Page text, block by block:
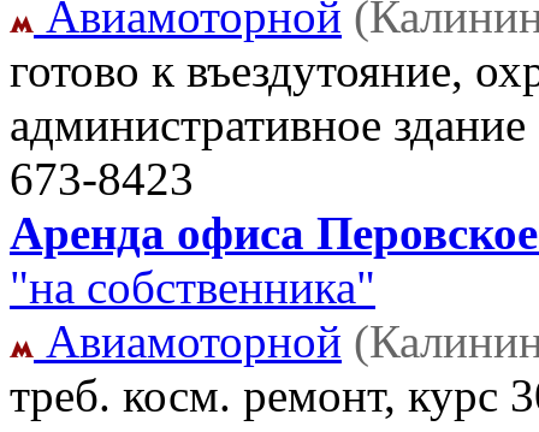
Авиамоторной
готово к въездутояние,
административное здание
673-8423
Аренда офиса
"на собственника"
Авиамоторной
треб. косм. ремонт, курс